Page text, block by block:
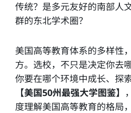
传统？是多元友好的南部人
群的东北学术圈？
美国高等教育体系的多样性
方。选校，不只是决定你去
你要在哪个环境中成长、探
【美国50州最强大学图鉴】
度理解美国高等教育的格局